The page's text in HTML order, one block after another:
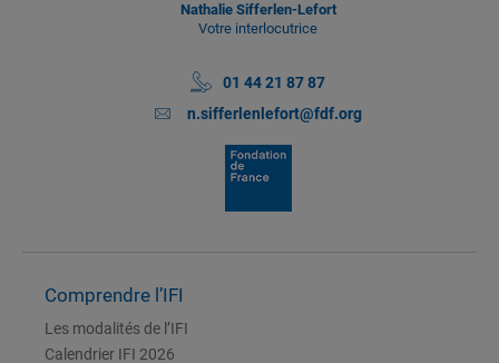
Nathalie Sifferlen-Lefort
Votre interlocutrice
01 44 21 87 87
n.sifferlenlefort@fdf.org
Comprendre l’IFI
Les modalités de l’IFI
Calendrier IFI 2026